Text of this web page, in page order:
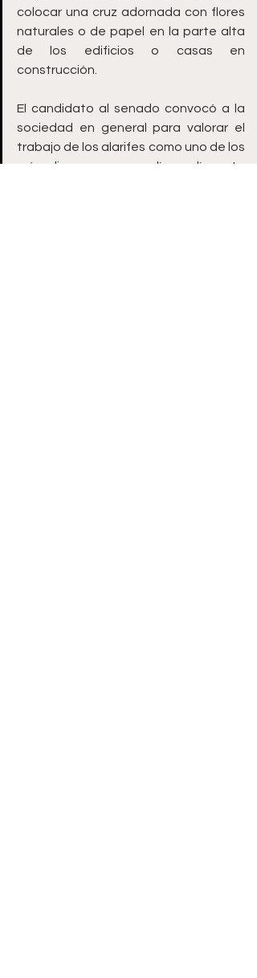
colocar una cruz adornada con flores
naturales o de papel en la parte alta
de los edificios o casas en
construcción.
El candidato al senado convocó a la
sociedad en general para valorar el
trabajo de los alarifes como uno de los
más dignos, ya que día a día este